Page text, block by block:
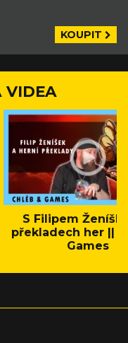
KOUPIT
VIDEA
S Filipem
překladech her ||
Games